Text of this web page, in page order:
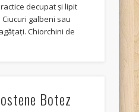
decupat şi lipit
galbeni sau
Chiorchini de
Botez